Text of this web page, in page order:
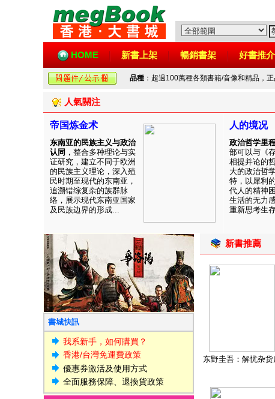
HOME 新書上架 暢銷書架 好書推介
品種 ：超過100萬種各類書籍/音像和精品，
人氣關注
帝国炼金术
东南亚的民族主义与政治
认同 ，整合多种理论与实
证研究，建立不同于欧洲
的民族主义理论，深入殖
民时期至现代的东南亚，
追溯错综复杂的族群脉
络，展示现代东南亚国家
及民族边界的形成...
人的境况
政治哲学里
部可以与《
相提并论的
大的政治哲
特，以犀利
代人的精神
生活的无力
重新思考生
書城快訊
我系新手，如何購買？
香港/台灣免運費政策
優惠券激活及使用方式
全面服務保障、退換貨政策
新書推薦
东野圭吾：解忧杂货